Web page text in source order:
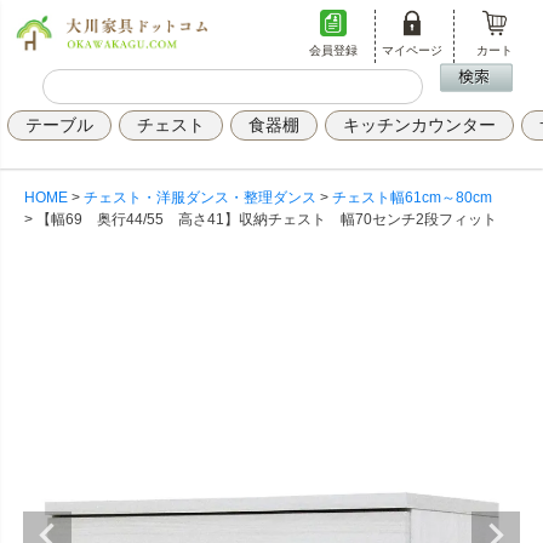
会員登録 マイページ カート
テーブル チェスト 食器棚 キッチンカウンター
HOME チェスト・洋服ダンス・整理ダンス
チェスト幅61cm～80cm
【幅69 奥行44/55 高さ41】収納チェスト 幅70センチ2段フィット